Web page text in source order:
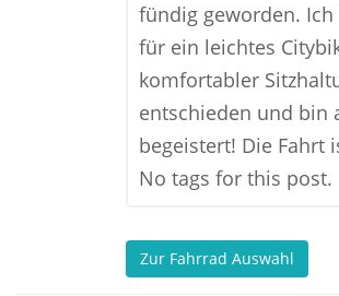
fündig geworden.
für ein leichtes
komfortabler
entschieden und bin
begeistert! Die Fahrt
No tags for this post.
Zur Fahrrad Auswahl